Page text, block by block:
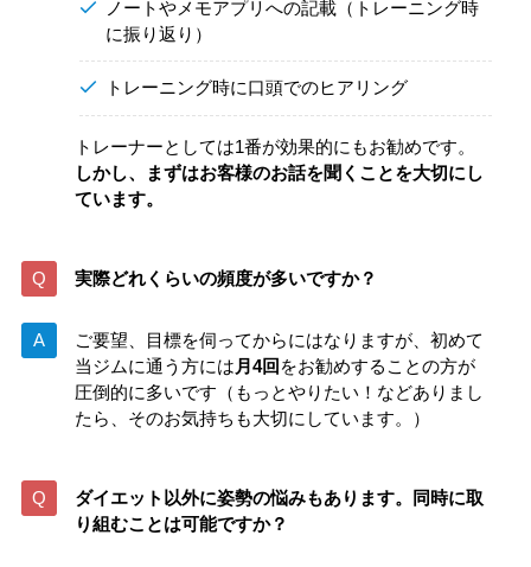
ノートやメモアプリへの記載（トレーニング時
に振り返り）
トレーニング時に口頭でのヒアリング
トレーナーとしては1番が効果的にもお勧めです。
しかし、まずはお客様のお話を聞くことを大切にし
ています。
実際どれくらいの頻度が多いですか？
ご要望、目標を伺ってからにはなりますが、初めて
当ジムに通う方には 月4回 をお勧めすることの方が
圧倒的に多いです（もっとやりたい！などありまし
たら、そのお気持ちも大切にしています。）
ダイエット以外に姿勢の悩みもあります。同時に取
り組むことは可能ですか？